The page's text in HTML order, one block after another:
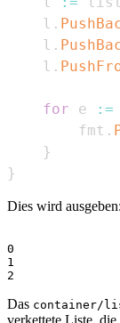
    l
.
    l
.
    l
.
for e :=
        fmt
.
}
}
Dies wird ausgeben:
0
1
Das container/
verkettete Liste,